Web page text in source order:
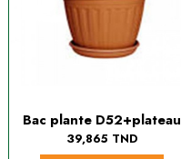
Bac plante D52+plateau
39,865 TND